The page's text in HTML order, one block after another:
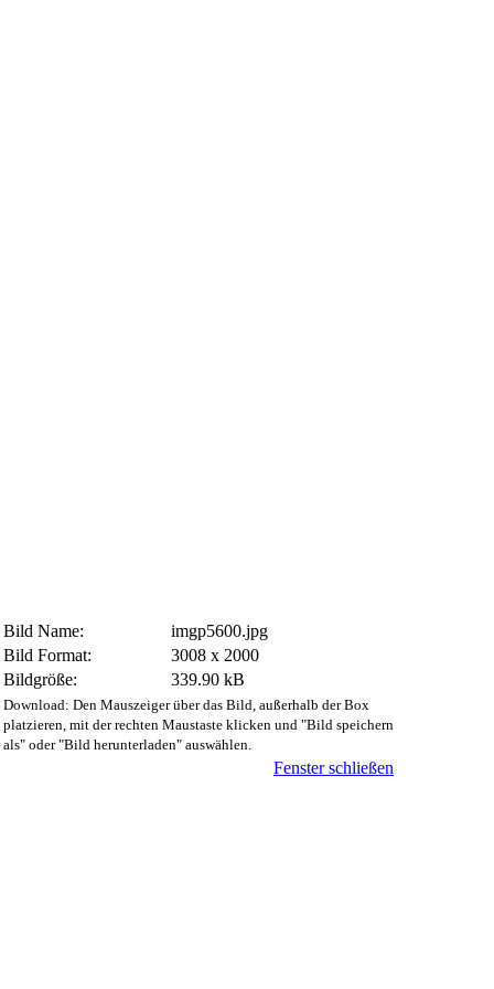
Bild Name:
imgp5600.jpg
Bild Format:
3008 x 2000
Bildgröße:
339.90 kB
Download: Den Mauszeiger über das Bild, außerhalb der Box
platzieren, mit der rechten Maustaste klicken und "Bild speichern
als" oder "Bild herunterladen" auswählen.
Fenster schließen